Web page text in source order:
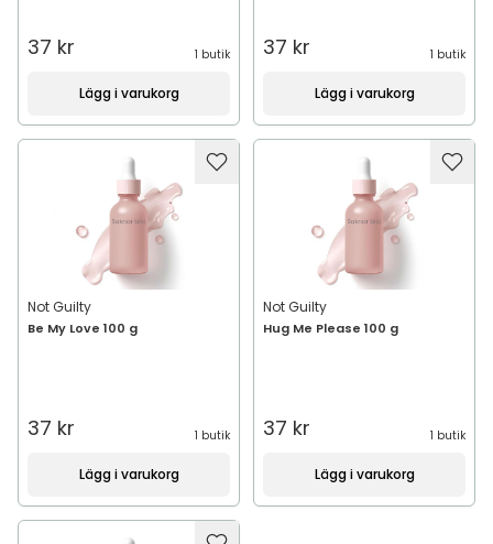
37 kr 1 butik
Lägg i varukorg
37 kr 1 butik
Lägg i varukorg
Not Guilty
Be My Love 100 g
37 kr 1 butik
Lägg i varukorg
Not Guilty
Hug Me Please 100 g
37 kr 1 butik
Lägg i varukorg